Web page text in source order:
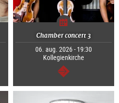
Chamber concert 3
06. aug. 2026 - 19:30
Kollegienkirche
Tovább